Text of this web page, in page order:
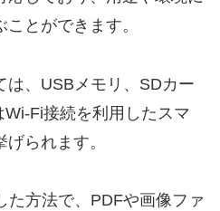
とができます。
は、USBメモリ、SDカー
Wi-Fi接続を利用したスマ
られます。
た方法で、PDFや画像ファ